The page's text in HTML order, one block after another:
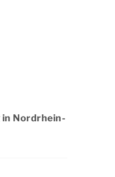
in Nordrhein-